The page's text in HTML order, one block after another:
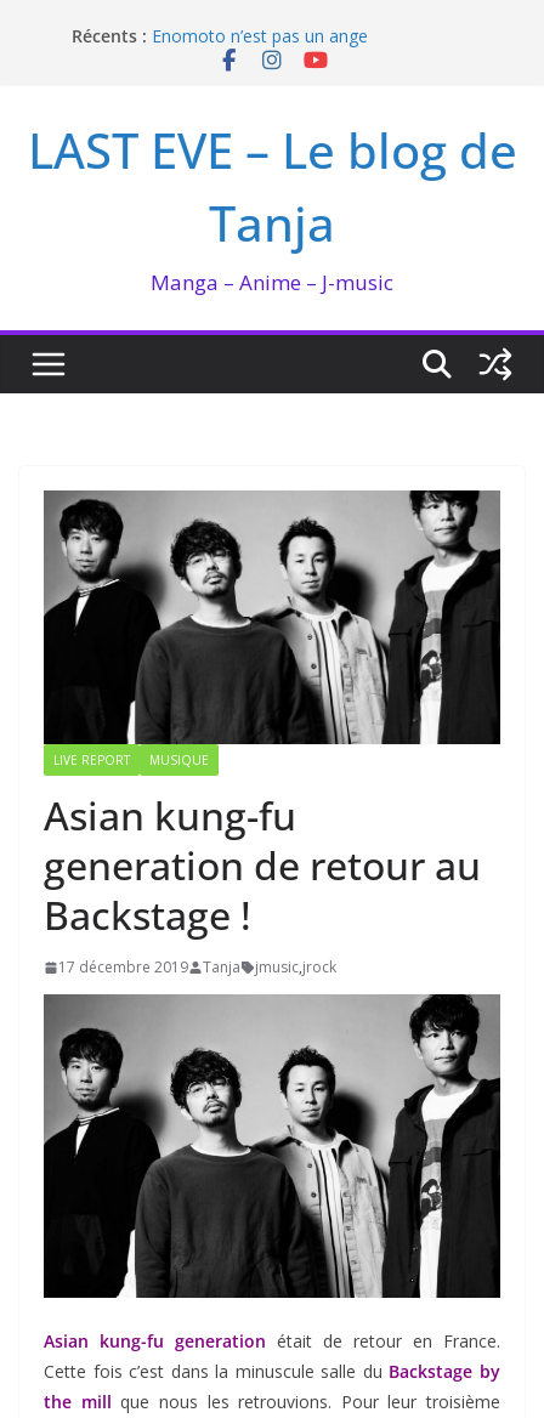
Récents : Enomoto n’est pas un ange
QUEEN BEE enflamme le Bataclan
I’m not in love de Zeniko Sumiya
LAST EVE – Le blog de
Tanja
Manga – Anime – J-music
LIVE REPORT MUSIQUE
Asian kung-fu
generation de retour au
Backstage !
17 décembre 2019 Tanja jmusic,jrock
Asian kung-fu generation était de retour en France.
Cette fois c’est dans la minuscule salle du Backstage by
the mill que nous les retrouvions. Pour leur troisième